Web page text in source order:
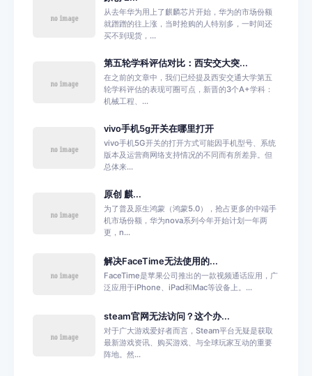
从去年华为用上了麒麟芯片开始，华为的市场份额
就蹭蹭的往上涨，当时抢购的人特别多，一时间还
买不到现货，...
第五轮学科评估对比：西安交大突...
在之前的文章中，我们已经提及西安交通大学第五
轮学科评估的表现可圈可点，新晋的3个A+学科：
机械工程、...
vivo手机5g开关在哪里打开
vivo手机5G开关的打开方式可能因手机型号、系统
版本及运营商网络支持情况的不同而有所差异。但
总体来...
原创 麒...
为了普及原生鸿蒙（鸿蒙5.0），抢占更多的中端手
机市场份额，华为nova系列今年开始计划一年两
更，n...
解决FaceTime无法使用的...
FaceTime是苹果公司推出的一款视频通话应用，广
泛应用于iPhone、iPad和Mac等设备上。...
steam官网无法访问？这个办...
对于广大游戏爱好者而言，Steam平台无疑是获取
最新游戏资讯、购买游戏、与全球玩家互动的重要
阵地。然...